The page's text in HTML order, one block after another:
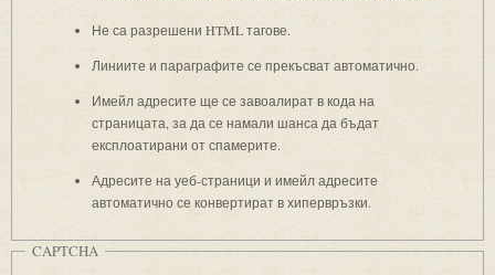
Не са разрешени HTML тагове.
Линиите и параграфите се прекъсват автоматично.
Имейл адресите ще се завоалират в кода на
страницата, за да се намали шанса да бъдат
експлоатирани от спамерите.
Адресите на уеб-страници и имейл адресите
автоматично се конвертират в хипервръзки.
CAPTCHA